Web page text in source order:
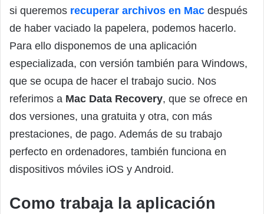
si queremos recuperar archivos en Mac después
de haber vaciado la papelera, podemos hacerlo.
Para ello disponemos de una aplicación
especializada, con versión también para Windows,
que se ocupa de hacer el trabajo sucio. Nos
referimos a Mac Data Recovery, que se ofrece en
dos versiones, una gratuita y otra, con más
prestaciones, de pago. Además de su trabajo
perfecto en ordenadores, también funciona en
dispositivos móviles iOS y Android.
Como trabaja la aplicación